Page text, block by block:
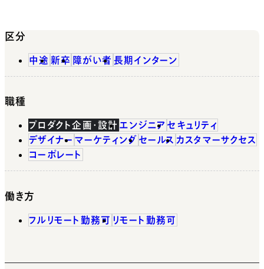
区分
中途 新卒 障がい者 長期インターン
職種
プロダクト企画・設計 エンジニア セキュリティ
デザイナー マーケティング セールス カスタマーサクセス
コーポレート
働き方
フルリモート勤務可 リモート勤務可